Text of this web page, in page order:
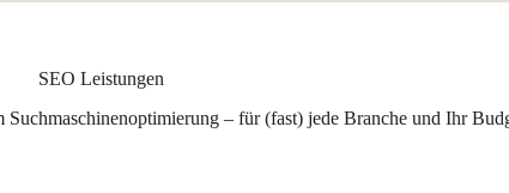
SEO Leistungen
– für (fast) jede Branche und Ihr